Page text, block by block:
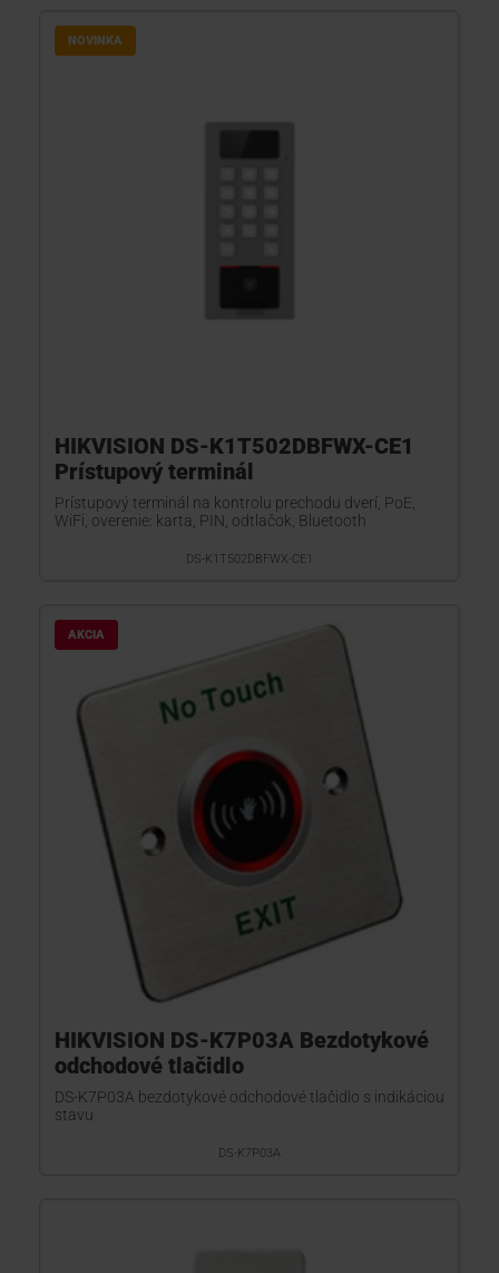
NOVINKA
HIKVISION DS-K1T502DBFWX-CE1
Prístupový terminál
Prístupový terminál na kontrolu prechodu dverí, PoE,
WiFi, overenie: karta, PIN, odtlačok, Bluetooth
DS-K1T502DBFWX-CE1
AKCIA
HIKVISION DS-K7P03A Bezdotykové
odchodové tlačidlo
DS-K7P03A bezdotykové odchodové tlačidlo s indikáciou
stavu
DS-K7P03A